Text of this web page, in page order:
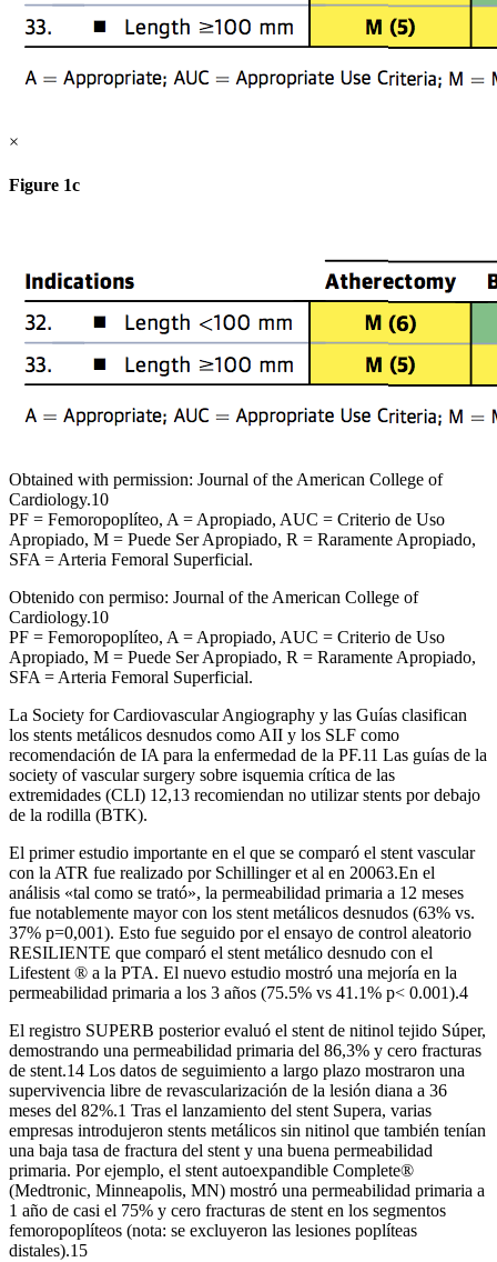
×
Figure 1c
Obtained with permission: Journal of the American College of
Cardiology.10
PF = Femoropoplíteo, A = Apropiado, AUC = Criterio de Uso
Apropiado, M = Puede Ser Apropiado, R = Raramente Apropiado,
SFA = Arteria Femoral Superficial.
Obtenido con permiso: Journal of the American College of
Cardiology.10
PF = Femoropoplíteo, A = Apropiado, AUC = Criterio de Uso
Apropiado, M = Puede Ser Apropiado, R = Raramente Apropiado,
SFA = Arteria Femoral Superficial.
La Society for Cardiovascular Angiography y las Guías clasifican
los stents metálicos desnudos como AII y los SLF como
recomendación de IA para la enfermedad de la PF.11 Las guías de la
society of vascular surgery sobre isquemia crítica de las
extremidades (CLI) 12,13 recomiendan no utilizar stents por debajo
de la rodilla (BTK).
El primer estudio importante en el que se comparó el stent vascular
con la ATR fue realizado por Schillinger et al en 20063.En el
análisis «tal como se trató», la permeabilidad primaria a 12 meses
fue notablemente mayor con los stent metálicos desnudos (63% vs.
37% p=0,001). Esto fue seguido por el ensayo de control aleatorio
RESILIENTE que comparó el stent metálico desnudo con el
Lifestent ® a la PTA. El nuevo estudio mostró una mejoría en la
permeabilidad primaria a los 3 años (75.5% vs 41.1% p< 0.001).4
El registro SUPERB posterior evaluó el stent de nitinol tejido Súper,
demostrando una permeabilidad primaria del 86,3% y cero fracturas
de stent.14 Los datos de seguimiento a largo plazo mostraron una
supervivencia libre de revascularización de la lesión diana a 36
meses del 82%.1 Tras el lanzamiento del stent Supera, varias
empresas introdujeron stents metálicos sin nitinol que también tenían
una baja tasa de fractura del stent y una buena permeabilidad
primaria. Por ejemplo, el stent autoexpandible Complete®
(Medtronic, Minneapolis, MN) mostró una permeabilidad primaria a
1 año de casi el 75% y cero fracturas de stent en los segmentos
femoropoplíteos (nota: se excluyeron las lesiones poplíteas
distales).15